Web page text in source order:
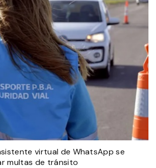
virtual de WhatsApp se
multas de tránsito